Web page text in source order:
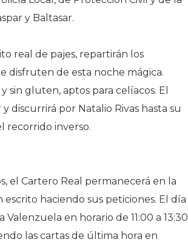
y Baltasar.
real de pajes, repartirán los
disfruten de esta noche mágica.
sin gluten, aptos para celíacos. El
discurrirá por Natalio Rivas hasta su
recorrido inverso.
el Cartero Real permanecerá en la
haciendo sus peticiones. El día
en horario de 11:00 a 13:30
las cartas de última hora en